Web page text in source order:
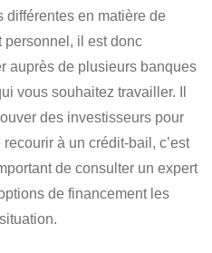
différentes en matière de
personnel, il est donc
auprès de plusieurs banques
vous souhaitez travailler.
des investisseurs pour
à un crédit-bail, c’est
de consulter un expert
de financement les